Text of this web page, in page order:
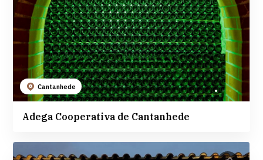
Cantanhede
Adega Cooperativa de Cantanhede